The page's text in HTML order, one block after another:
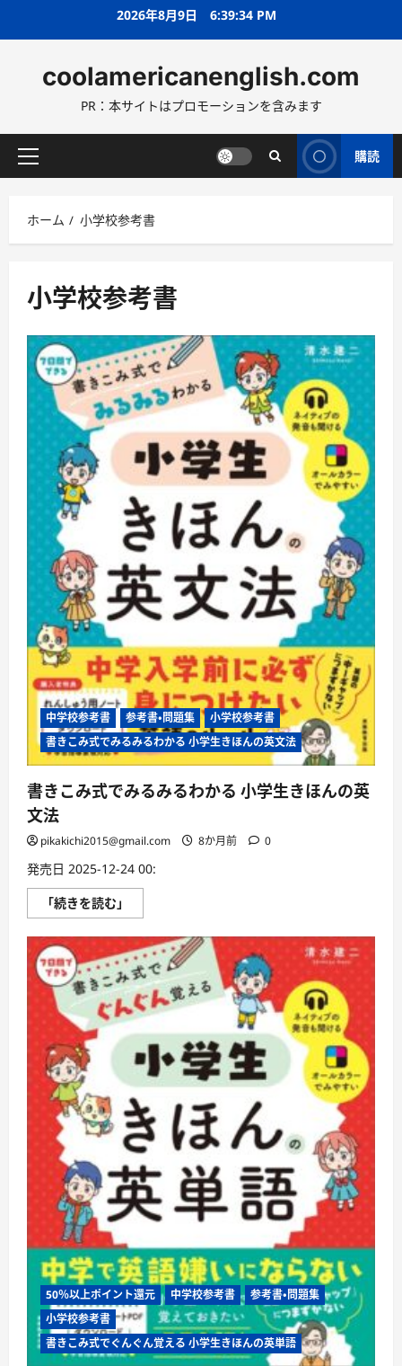
ス
ッ
2026年8月9日 6:39:36 PM
coolamericanenglish.com
PR：本サイトはプロモーションを含みます
メ
メ
ニ
ー
購読
ホーム 小学校参考書
小学校参考書
中学校参考書 参考書・問題集
小学校参考書
書きこみ式でみるみるわかる 小学生きほんの英文法
書きこみ式でみるみるわかる 小学生きほんの英
文法
pikakichi2015@gmail.com 8か月前 0
発売日 2025-12-24 00:
「続きを読む」
き
み
式
で
み
る
み
る
わ
か
る
小
生
き
ほ
ん
の
英
文
法
に
つ
い
さ
ら
に
読
む
50％以上ポイント還元 中学校参考書
参考書・問題集
小学校参考書
書きこみ式でぐんぐん覚える 小学生きほんの英単語